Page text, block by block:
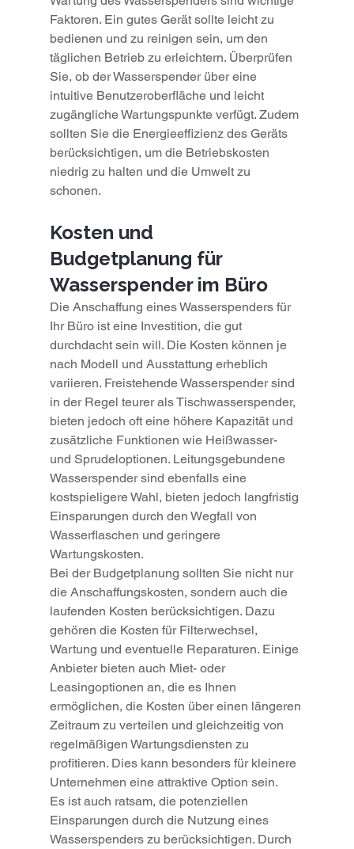
Faktoren. Ein gutes Gerät sollte leicht zu
bedienen und zu reinigen sein, um den
täglichen Betrieb zu erleichtern. Überprüfen
Sie, ob der Wasserspender über eine
intuitive Benutzeroberfläche und leicht
zugängliche Wartungspunkte verfügt. Zudem
sollten Sie die Energieeffizienz des Geräts
berücksichtigen, um die Betriebskosten
niedrig zu halten und die Umwelt zu
schonen.
Kosten und
Budgetplanung für
Wasserspender im Büro
Die Anschaffung eines Wasserspenders für
Ihr Büro ist eine Investition, die gut
durchdacht sein will. Die Kosten können je
nach Modell und Ausstattung erheblich
variieren. Freistehende Wasserspender sind
in der Regel teurer als Tischwasserspender,
bieten jedoch oft eine höhere Kapazität und
zusätzliche Funktionen wie Heißwasser-
und Sprudeloptionen. Leitungsgebundene
Wasserspender sind ebenfalls eine
kostspieligere Wahl, bieten jedoch langfristig
Einsparungen durch den Wegfall von
Wasserflaschen und geringere
Wartungskosten.
Bei der Budgetplanung sollten Sie nicht nur
die Anschaffungskosten, sondern auch die
laufenden Kosten berücksichtigen. Dazu
gehören die Kosten für Filterwechsel,
Wartung und eventuelle Reparaturen. Einige
Anbieter bieten auch Miet- oder
Leasingoptionen an, die es Ihnen
ermöglichen, die Kosten über einen längeren
Zeitraum zu verteilen und gleichzeitig von
regelmäßigen Wartungsdiensten zu
profitieren. Dies kann besonders für kleinere
Unternehmen eine attraktive Option sein.
Es ist auch ratsam, die potenziellen
Einsparungen durch die Nutzung eines
Wasserspenders zu berücksichtigen. Durch